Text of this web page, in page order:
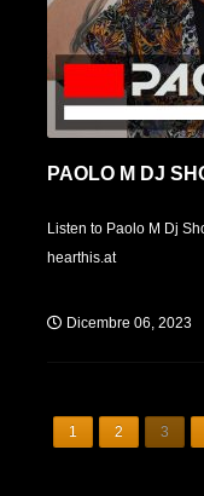
PAOLO M DJ
Listen to Paolo M Dj
hearthis.at
Dicembre 06, 2023
1 2 3